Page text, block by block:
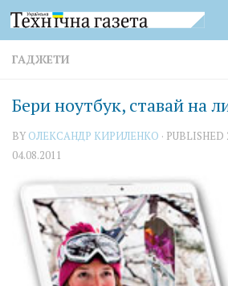
Skip to content
ГАДЖЕТИ
Бери ноутбук, ставай на
BY ОЛЕКСАНДР КИРИЛЕНКО · PUBLISHED
04.08.2011